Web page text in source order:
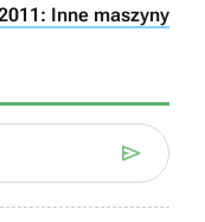
Inne maszyny
